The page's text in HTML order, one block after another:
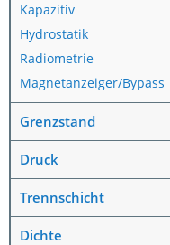
Kapazitiv
Hydrostatik
Radiometrie
Magnetanzeiger/Bypass
Grenzstand
Druck
Trennschicht
Dichte